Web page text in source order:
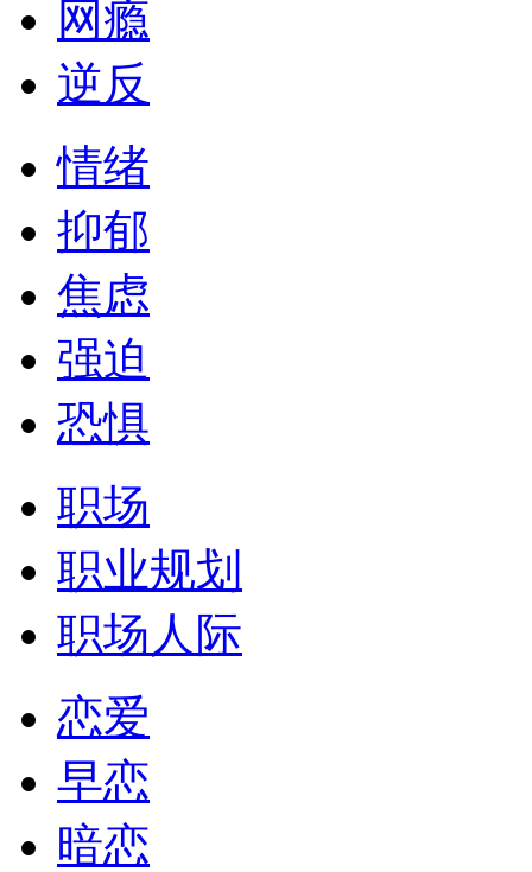
网瘾
逆反
情绪
抑郁
焦虑
强迫
恐惧
职场
职业规划
职场人际
恋爱
早恋
暗恋